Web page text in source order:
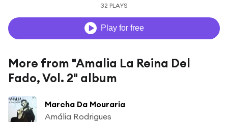
32 PLAYS
Play for free
More from "Amalia La Reina Del
Fado, Vol. 2" album
Marcha Da Mouraria
Amália Rodrigues